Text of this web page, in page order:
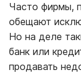
Часто фирмы,
обещают
Но на деле
банк или
продавать